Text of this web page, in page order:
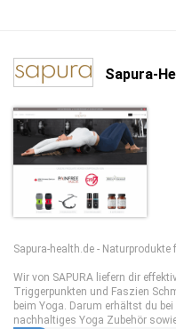
Sapura-
Sapura-health.de -
Wir von SAPURA liefern dir
Triggerpunkten und Faszien
beim Yoga. Darum erhältst du
nachhaltiges Yoga Zubehör